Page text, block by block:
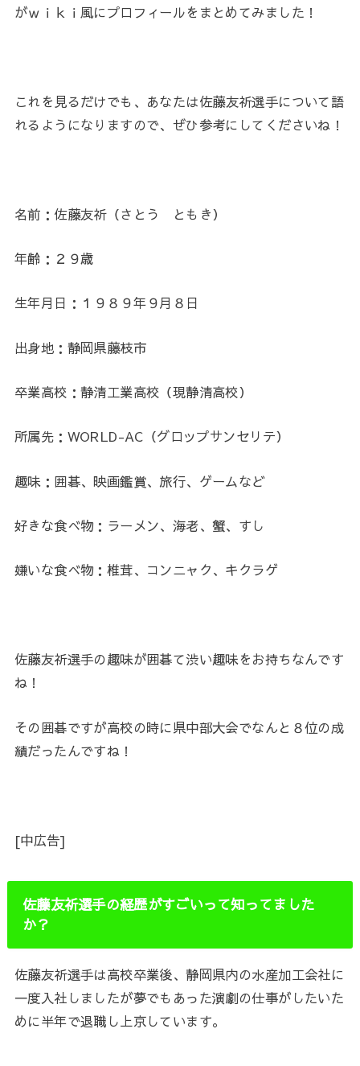
がｗｉｋｉ風にプロフィールをまとめてみました！
これを見るだけでも、あなたは佐藤友祈選手について語
れるようになりますので、ぜひ参考にしてくださいね！
名前：佐藤友祈（さとう ともき）
年齢：２９歳
生年月日：１９８９年９月８日
出身地：静岡県藤枝市
卒業高校：静清工業高校（現静清高校）
所属先：WORLD-AC（グロップサンセリテ）
趣味：囲碁、映画鑑賞、旅行、ゲームなど
好きな食べ物：ラーメン、海老、蟹、すし
嫌いな食べ物：椎茸、コンニャク、キクラゲ
佐藤友祈選手の趣味が囲碁て渋い趣味をお持ちなんです
ね！
その囲碁ですが高校の時に県中部大会でなんと８位の成
績だったんですね！
[中広告]
佐藤友祈選手の経歴がすごいって知ってました
か？
佐藤友祈選手は高校卒業後、静岡県内の水産加工会社に
一度入社しましたが夢でもあった演劇の仕事がしたいた
めに半年で退職し上京しています。